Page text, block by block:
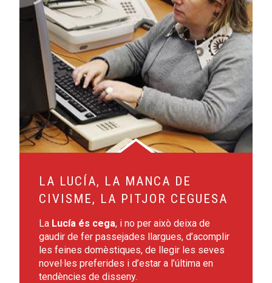
LA LUCÍA, LA MANCA DE
CIVISME, LA PITJOR CEGUESA
La Lucía és cega, i no per això deixa de
gaudir de fer passejades llargues, d’acomplir
les feines domèstiques, de llegir les seves
novel·les preferides i d’estar a l’última en
tendències de disseny.